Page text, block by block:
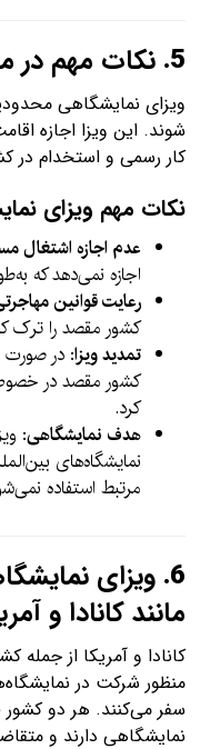
5. نکات مهم در
ویزای نمایشگاهی
شوند. این ویزا اجازه
کار رسمی و استخدام در
نکات مهم ویزای
عدم اجازه اشتغال
اجازه نمی‌دهد که
رعایت قوانین
کشور مقصد را ترک
تمدید ویزا: در صورت
کشور مقصد در
کرد.
هدف نمایشگاهی:
نمایشگاه‌های
مرتبط استفاده
6. ویزای
مانند کانادا و
کانادا و آمریکا از جمله
منظور شرکت در
سفر می‌کنند. هر دو کشور
نمایشگاهی دارند و